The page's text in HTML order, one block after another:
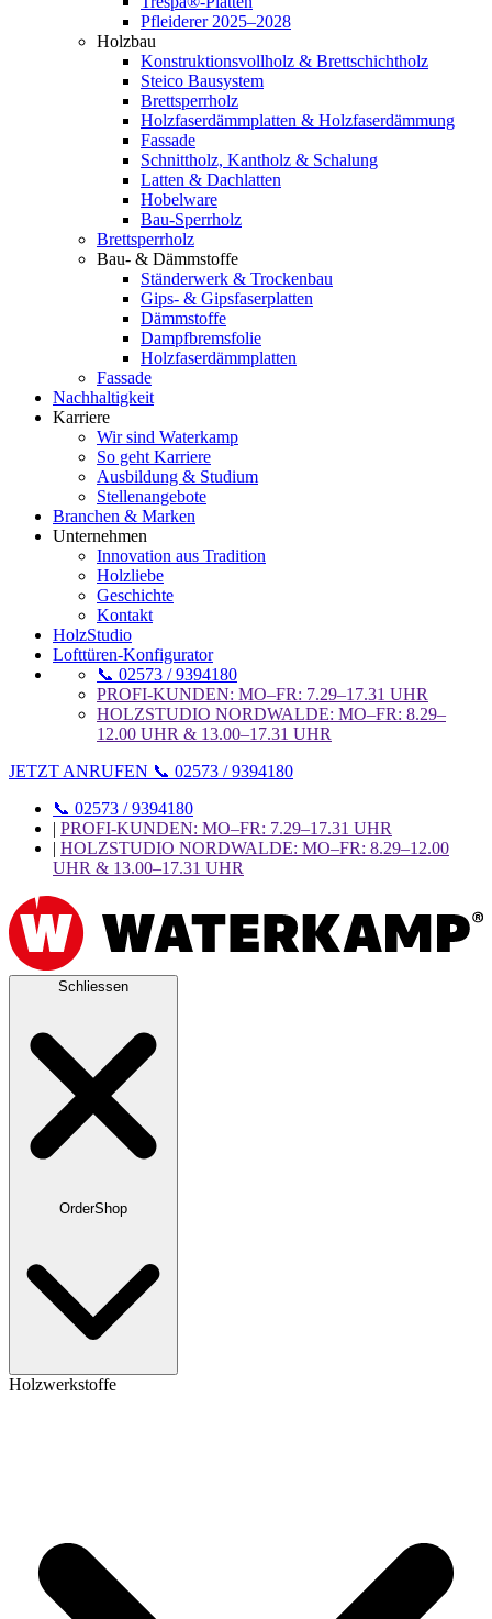
Pfleiderer 2025–2028
Holzbau
Konstruktionsvollholz & Brettschichtholz
Steico Bausystem
Brettsperrholz
Holzfaserdämmplatten & Holzfaserdämmung
Fassade
Schnittholz, Kantholz & Schalung
Latten & Dachlatten
Hobelware
Bau-Sperrholz
Brettsperrholz
Bau- & Dämmstoffe
Ständerwerk & Trockenbau
Gips- & Gipsfaserplatten
Dämmstoffe
Dampfbremsfolie
Holzfaserdämmplatten
Fassade
Nachhaltigkeit
Karriere
Wir sind Waterkamp
So geht Karriere
Ausbildung & Studium
Stellenangebote
Branchen & Marken
Unternehmen
Innovation aus Tradition
Holzliebe
Geschichte
Kontakt
HolzStudio
Lofttüren-Konfigurator
📞 02573 / 9394180
PROFI-KUNDEN: MO–FR: 7.29–17.31 UHR
HOLZSTUDIO NORDWALDE: MO–FR: 8.29–
12.00 UHR & 13.00–17.31 UHR
JETZT ANRUFEN 📞 02573 / 9394180
📞 02573 / 9394180
| PROFI-KUNDEN: MO–FR: 7.29–17.31 UHR
| HOLZSTUDIO NORDWALDE: MO–FR: 8.29–12.00
UHR & 13.00–17.31 UHR
Schliessen
OrderShop
Holzwerkstoffe